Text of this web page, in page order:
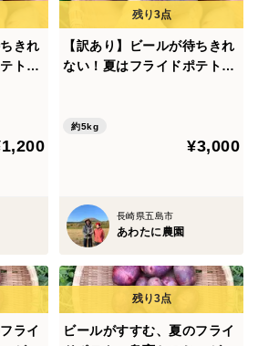
いサイズになると中が空洞になる
んでいただけるように、５kgは少
きれ
トで
【訳あり】ビールが待ちきれ
ない！夏はフライドポテトで
カ５kg
約5kg
¥3,000
長崎県五島市
あわたに農園
ライ
ビールがすすむ、夏のフライ